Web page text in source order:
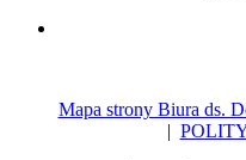
Mapa strony Biura ds.
|